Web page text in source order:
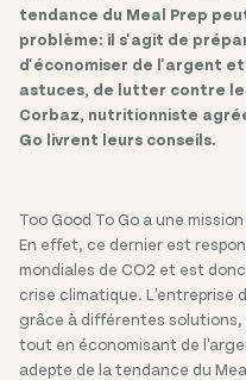
tendance du Meal Prep
problème: il s'agit de
d'économiser de l'argent
astuces, de lutter contre
Corbaz, nutritionniste
Go livrent leurs conseils.
Too Good To Go a une
En effet, ce dernier est
mondiales de CO2 et est
crise climatique. L'entreprise
grâce à différentes solutions,
tout en économisant de
adepte de la tendance du